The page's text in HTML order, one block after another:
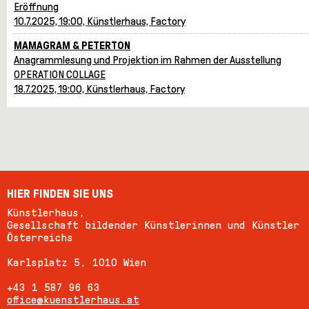
Eröffnung
10.7.2025, 19:00, Künstlerhaus, Factory
MAMAGRAM & PETERTON
Anagrammlesung und Projektion im Rahmen der Ausstellung
OPERATION COLLAGE
18.7.2025, 19:00, Künstlerhaus, Factory
HIER FINDEN SIE UNS
Künstlerhaus,
Gesellschaft bildender Künstlerinnen und Künstler
Österreichs
Karlsplatz 5, 1010 Wien
+43 1 587 96 63
office@kuenstlerhaus.at